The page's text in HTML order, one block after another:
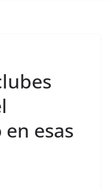
esas